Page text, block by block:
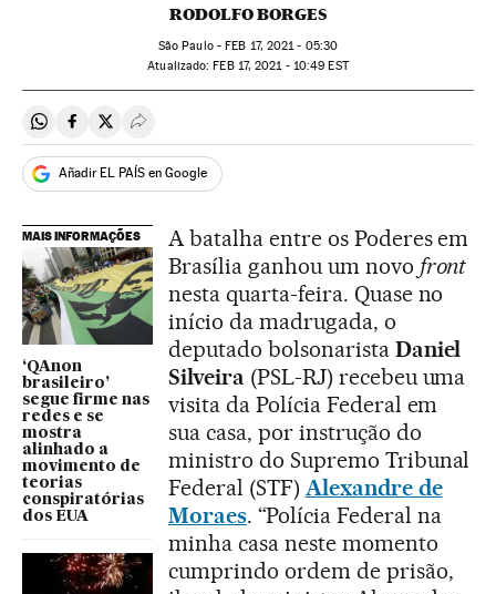
RODOLFO BORGES
São Paulo -FEB 17, 2021 - 05:30
atualizado: FEB17, 2021 - 10:49 EST
Compartir en Whatsapp
Compartir en Facebook
Compartir en Twitter
Desplegar Redes Sociales
Añadir EL PAÍS en Google
MAIS INFORMAÇÕES
‘QAnon
brasileiro’
segue firme nas
redes e se
mostra
alinhado a
movimento de
teorias
conspiratórias
dos EUA
A batalha entre os Poderes em
Brasília ganhou um novo front
nesta quarta-feira. Quase no
início da madrugada, o
deputado bolsonaristaDaniel
Silveira (PSL-RJ) recebeu uma
visita da Polícia Federal em
sua casa, por instrução do
ministro do Supremo Tribunal
Federal (STF) Alexandre de
Moraes. “Polícia Federal na
minha casa neste momento
cumprindo ordem de prisão,